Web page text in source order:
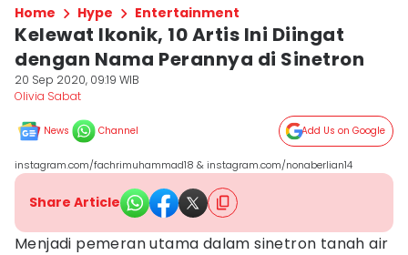
Home Hype Entertainment
Kelewat Ikonik, 10 Artis Ini Diingat
dengan Nama Perannya di Sinetron
20 Sep 2020, 09:19 WIB
Olivia Sabat
News Channel Add Us on Google
instagram.com/fachrimuhammad18 & instagram.com/nonaberlian14
Share Article
Menjadi pemeran utama dalam sinetron tanah air